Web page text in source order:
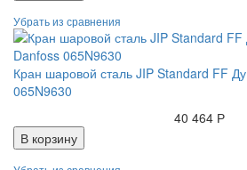
Кран шаровой сталь JIP Standard FF
065N9630
40 464 Р
В корзину